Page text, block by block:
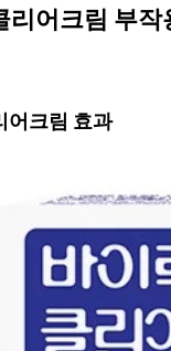
리어크림 부
어크림 효과